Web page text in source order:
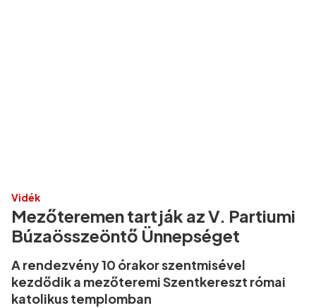
Vidék
Mezőteremen tartják az V. Partiumi
Búzaösszeöntő Ünnepséget
A rendezvény 10 órakor szentmisével
kezdődik a mezőteremi Szentkereszt római
katolikus templomban